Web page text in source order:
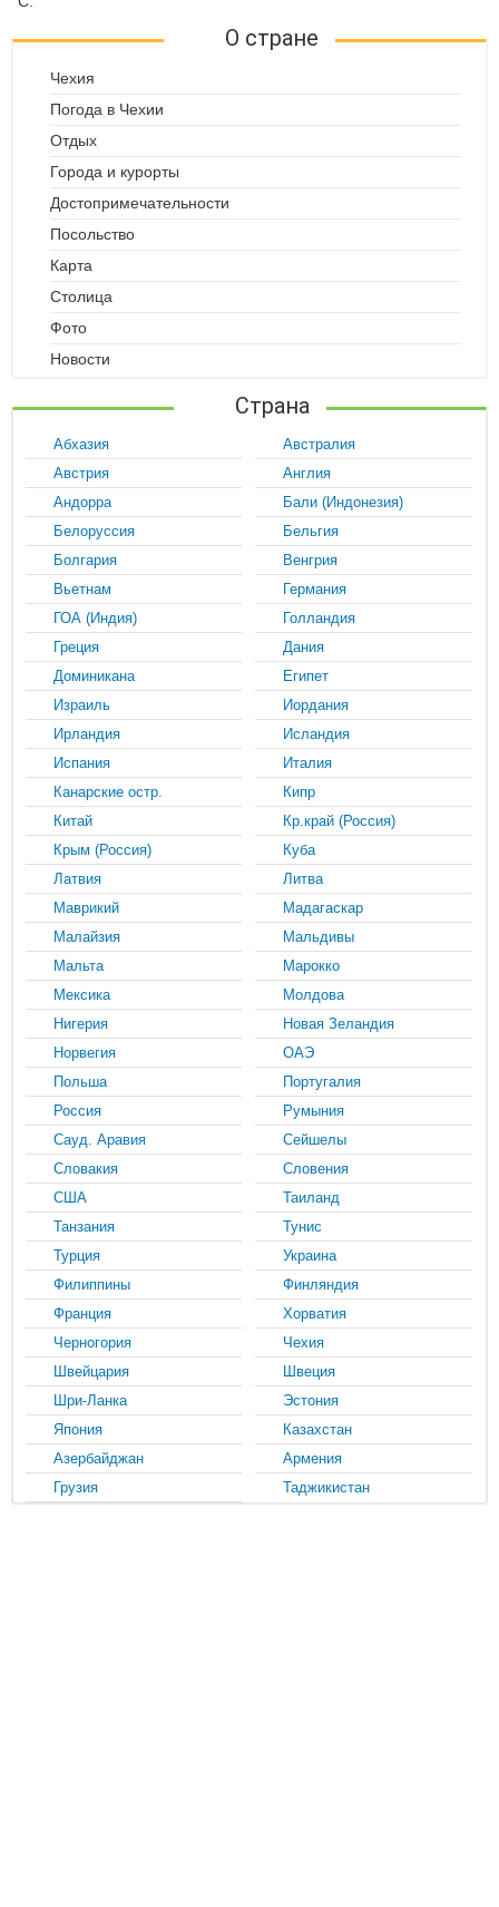
О стране
Чехия
Погода в Чехии
Отдых
Города и курорты
Достопримечательности
Посольство
Карта
Столица
Фото
Новости
Страна
Абхазия
Австралия
Австрия
Англия
Андорра
Бали (Индонезия)
Белоруссия
Бельгия
Болгария
Венгрия
Вьетнам
Германия
ГОА (Индия)
Голландия
Греция
Дания
Доминикана
Египет
Израиль
Иордания
Ирландия
Исландия
Испания
Италия
Канарские остр.
Кипр
Китай
Кр.край (Россия)
Крым (Россия)
Куба
Латвия
Литва
Маврикий
Мадагаскар
Малайзия
Мальдивы
Мальта
Марокко
Мексика
Молдова
Нигерия
Новая Зеландия
Норвегия
ОАЭ
Польша
Португалия
Россия
Румыния
Сауд. Аравия
Сейшелы
Словакия
Словения
США
Таиланд
Танзания
Тунис
Турция
Украина
Филиппины
Финляндия
Франция
Хорватия
Черногория
Чехия
Швейцария
Швеция
Шри-Ланка
Эстония
Япония
Казахстан
Азербайджан
Армения
Грузия
Таджикистан